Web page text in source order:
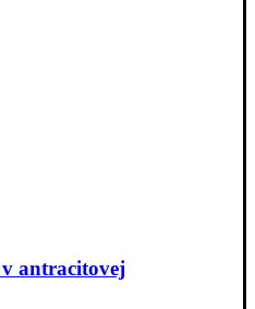
antracitovej